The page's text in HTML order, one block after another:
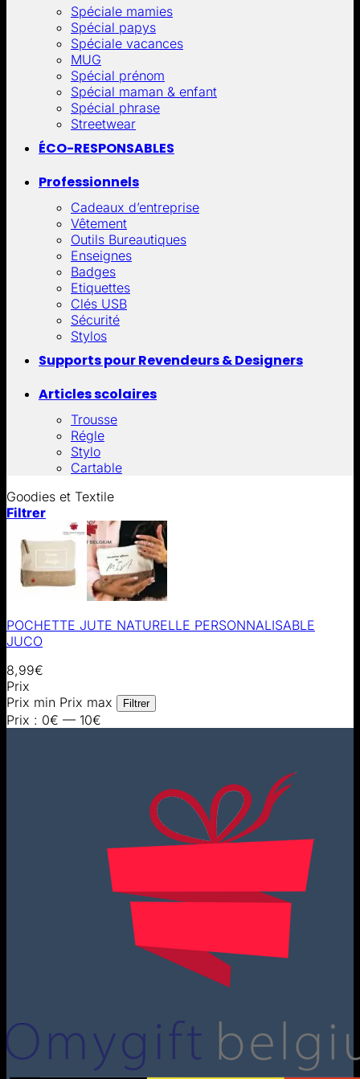
Spéciale mamies
Spécial papys
Spéciale vacances
MUG
Spécial prénom
Spécial maman & enfant
Spécial phrase
Streetwear
ÉCO-RESPONSABLES
Professionnels
Cadeaux d’entreprise
Vêtement
Outils Bureautiques
Enseignes
Badges
Etiquettes
Clés USB
Sécurité
Stylos
Supports pour Revendeurs & Designers
Articles scolaires
Trousse
Régle
Stylo
Cartable
Goodies et Textile
Filtrer
POCHETTE JUTE NATURELLE PERSONNALISABLE
JUCO
8,99€
Prix
Prix min Prix max Filtrer
Prix : 0€ — 10€